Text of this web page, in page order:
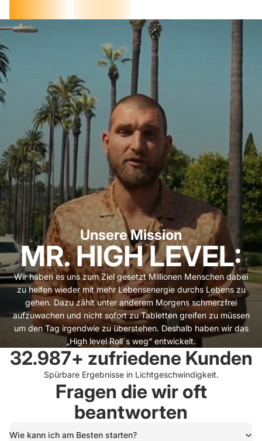
Unsere Mission
MR. HIGH LEVEL:
Wir haben es uns zum Ziel gesetzt Millionen Menschen dabei
zu helfen wieder mit mehr Lebensenergie durchs Lebens zu
gehen. Dazu zählt unter anderem Morgens schmerzfrei
aufzuwachen und nicht sofort zu Tabletten greifen zu müssen
um den Tag irgendwie zu überstehen. Deshalb haben wir das
„High level Roll´s weg“ entwickelt.
32.987+ zufriedene Kunden
Spürbare Ergebnisse in Lichtgeschwindigkeit.
Fragen die wir oft
beantworten
Wie kann ich am Besten starten?